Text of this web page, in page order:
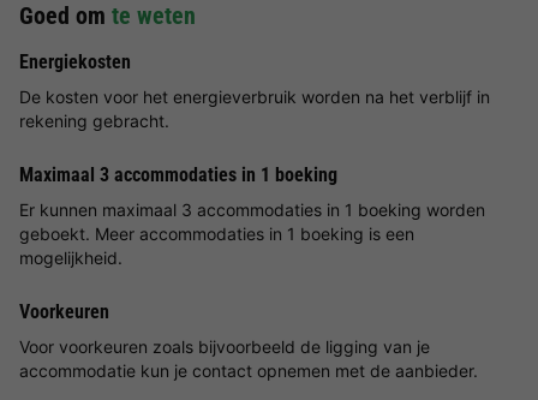
Goed om te weten
Energiekosten
De kosten voor het energieverbruik worden na het verblijf in
rekening gebracht.
Maximaal 3 accommodaties in 1 boeking
Er kunnen maximaal 3 accommodaties in 1 boeking worden
geboekt. Meer accommodaties in 1 boeking is een
mogelijkheid.
Voorkeuren
Voor voorkeuren zoals bijvoorbeeld de ligging van je
accommodatie kun je contact opnemen met de aanbieder.